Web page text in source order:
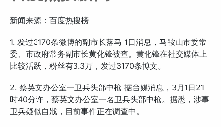
新闻来源：百度热搜榜
1. 发过3170条微博的副市长落马 1日消息，马鞍山市委常
委、市政府常务副市长黄化锋被查。黄化锋在社交媒体上
比较活跃，粉丝有3.3万，发过3170条博文。
2. 蔡英文办公室一卫兵头部中枪 据台媒消息，3月1日21
时40分许，蔡英文办公室一名卫兵头部中枪。据悉，涉事
卫兵疑似自戕，目前事件正在调查中。